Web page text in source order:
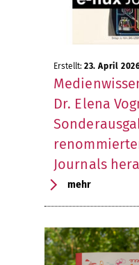
Erstellt: 23. April
Dr. Elena
Journals
mehr